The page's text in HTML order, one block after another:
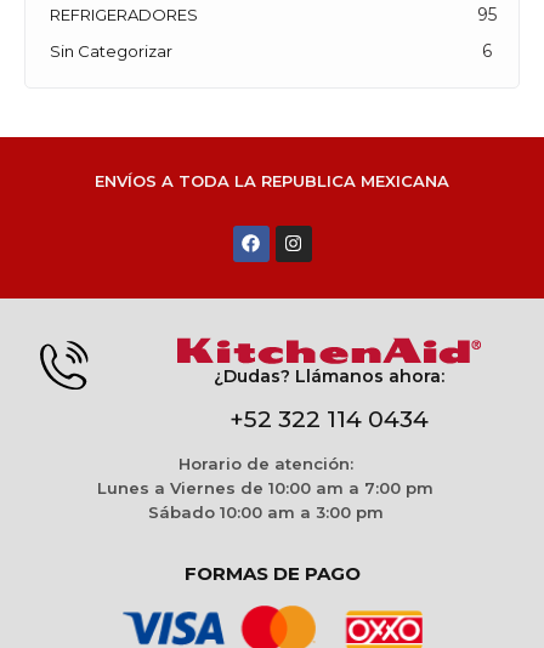
REFRIGERADORES 95
Sin Categorizar 6
ENVÍOS A TODA LA REPUBLICA MEXICANA
¿Dudas? Llámanos ahora:
+52 322 114 0434
Horario de atención:
Lunes a Viernes de 10:00 am a 7:00 pm
Sábado 10:00 am a 3:00 pm
FORMAS DE PAGO